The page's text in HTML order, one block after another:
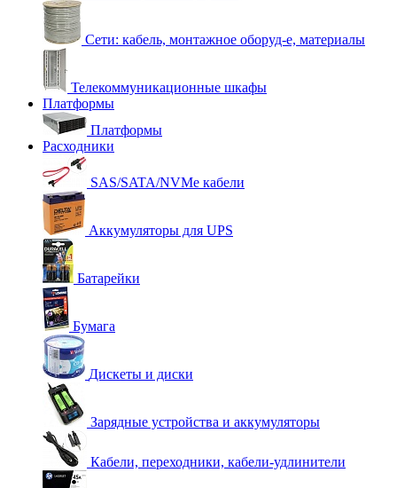
Сети: кабель, монтажное оборуд-е, материалы
Телекоммуникационные шкафы
Платформы
Платформы
Расходники
SAS/SATA/NVMe кабели
Аккумуляторы для UPS
Батарейки
Бумага
Дискеты и диски
Зарядные устройства и аккумуляторы
Кабели, переходники, кабели-удлинители